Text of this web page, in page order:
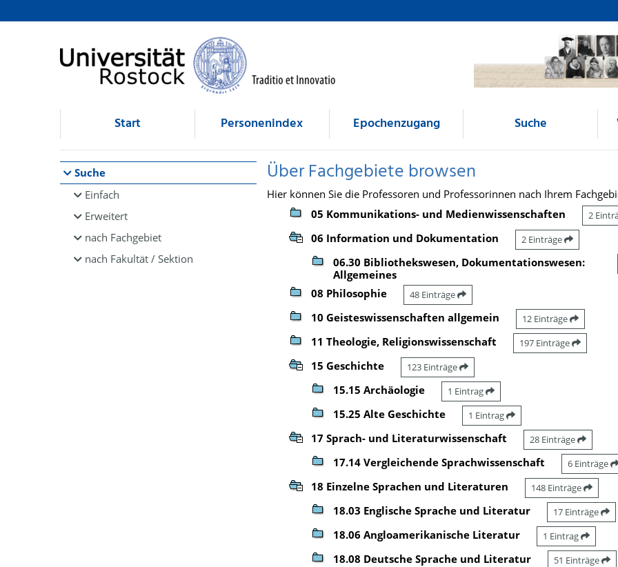
Browsen
direkt zum Inhalt
Start Personenindex Epochenzugang Suche
Suche
Einfach
Erweitert
nach Fachgebiet
nach Fakultät / Sektion
Über Fachgebiete browsen
Hier können Sie die Professoren und Professorinnen nach Ihrem
05 Kommunikations- und Medienwissenschaften
2
06 Information und Dokumentation 2 Einträge
06.30 Bibliothekswesen, Dokumentationswesen:
Allgemeines
08 Philosophie 48 Einträge
10 Geisteswissenschaften allgemein 12 Einträge
11 Theologie, Religionswissenschaft 197 Einträge
15 Geschichte 123 Einträge
15.15 Archäologie 1 Eintrag
15.25 Alte Geschichte 1 Eintrag
17 Sprach- und Literaturwissenschaft 28 Einträge
17.14 Vergleichende Sprachwissenschaft 6 Einträge
18 Einzelne Sprachen und Literaturen 148 Einträge
18.03 Englische Sprache und Literatur 17 Einträge
18.06 Angloamerikanische Literatur 1 Eintrag
18.08 Deutsche Sprache und Literatur 51 Einträge